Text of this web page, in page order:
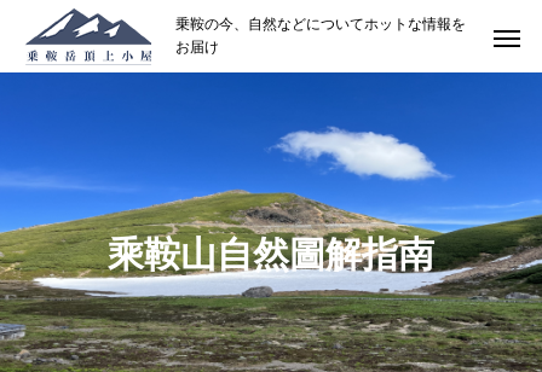
乗鞍の今、自然などについてホットな情報を
お届け
乘鞍山自然圖解指南